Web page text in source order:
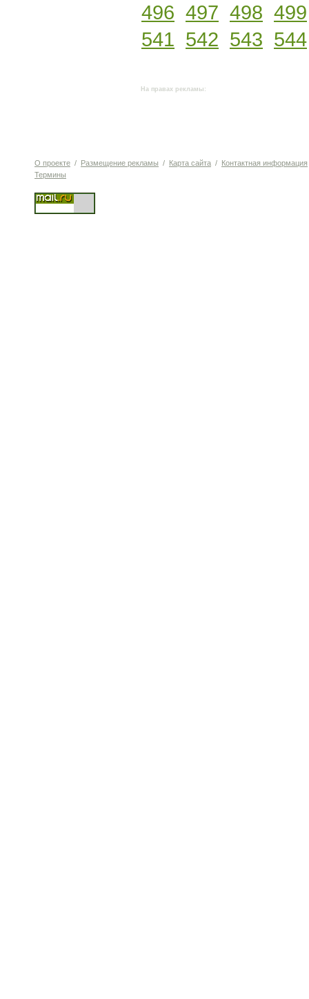
496 497 498 499
541 542 543 544
На правах рекламы:
О проекте / Размещение рекламы / Карта сайта / Контактная информация
Термины